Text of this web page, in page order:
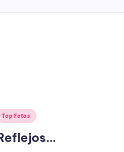
Top Fotos